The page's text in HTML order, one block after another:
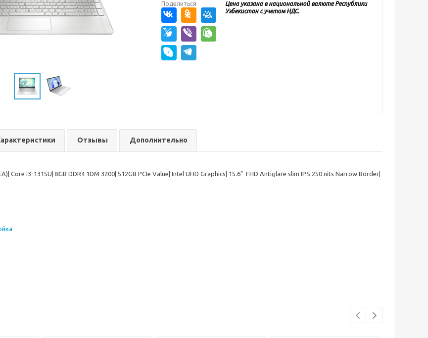
Поделиться
Цена указана в национальной валюте Республики
Узбекистан с учетом НДС.
Отзывы Дополнительно
Core i3-1315U| 8GB DDR4 1DM 3200| 512GB PCIe Value| Intel UHD Graphics| 15.6" FHD Antiglare slim IPS 250 nits Narrow Border|